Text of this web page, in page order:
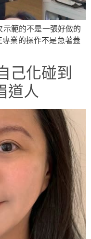
範的不是一張好做的
業的操作不是急著蓋
己化碰到
道人